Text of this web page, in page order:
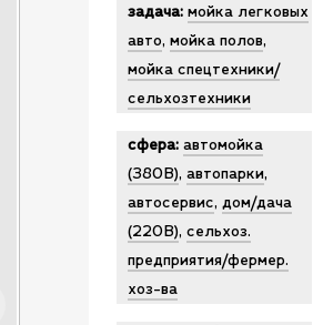
задача: мойка легковых
авто, мойка полов,
мойка спецтехники/
сельхозтехники
сфера: автомойка
(380В), автопарки,
автосервис, дом/дача
(220В), сельхоз.
предприятия/фермер.
хоз-ва